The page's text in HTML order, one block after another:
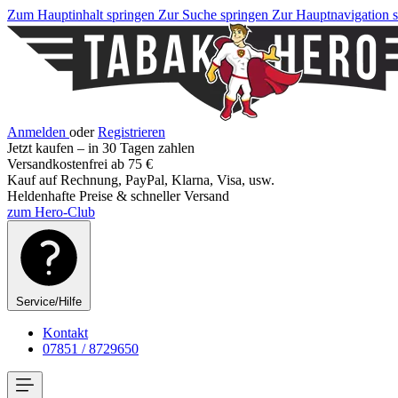
Zum Hauptinhalt springen Zur Suche springen Zur Hauptnavigation
Anmelden oder Registrieren
Jetzt kaufen – in 30 Tagen zahlen
Versandkostenfrei ab 75 €
Kauf auf Rechnung, PayPal, Klarna, Visa, usw.
Heldenhafte Preise & schneller Versand
zum Hero-Club
Service/Hilfe
Kontakt
07851 / 8729650